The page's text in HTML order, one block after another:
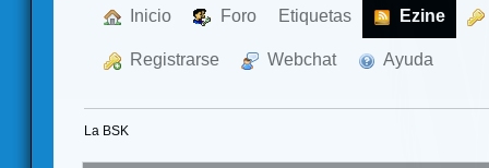
Inicio Foro Etiquetas Ezine
Registrarse Webchat Ayuda
La BSK